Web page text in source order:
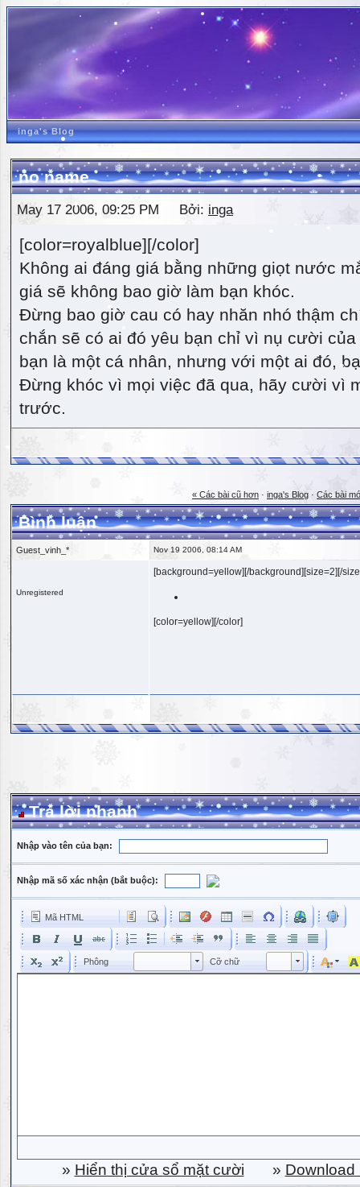
inga's Blog
no name
May 17 2006, 09:25 PM Bởi: inga
[color=royalblue][/color]
Không ai đáng giá bằng những giọt nước
giá sẽ không bao giờ làm bạn khóc.
Đừng bao giờ cau có hay nhăn nhó thậm
chắn sẽ có ai đó yêu bạn chỉ vì nụ cười
bạn là một cá nhân, nhưng với một ai đó,
Đừng khóc vì mọi việc đã qua, hãy cười vì
trước.
« Các bài cũ hơn · inga's Blog · Các bài
Bình luận
Guest_vinh_* Nov 19 2006, 08:14 AM
Unregistered
[background=yellow][/background][size=2][/
[color=yellow][/color]
Trả lời nhanh
Nhập vào tên của bạn:
Nhập mã số xác nhận (bắt buộc):
Mã HTML
Phông Phông Cỡ chữ Kích cỡ phông
» Hiển thị cửa sổ mặt cười » Download